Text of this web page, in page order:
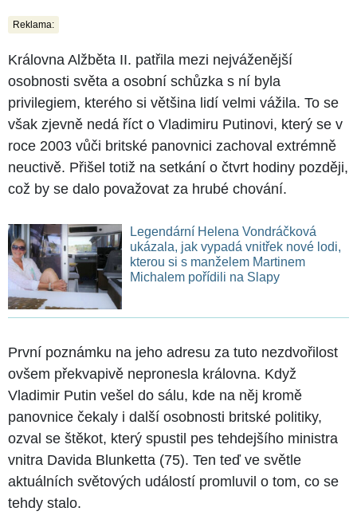
Reklama:
Královna Alžběta II. patřila mezi nejváženější
osobnosti světa a osobní schůzka s ní byla
privilegiem, kterého si většina lidí velmi vážila. To se
však zjevně nedá říct o Vladimiru Putinovi, který se v
roce 2003 vůči britské panovnici zachoval extrémně
neuctivě. Přišel totiž na setkání o čtvrt hodiny později,
což by se dalo považovat za hrubé chování.
Legendární Helena Vondráčková
ukázala, jak vypadá vnitřek nové lodi,
kterou si s manželem Martinem
Michalem pořídili na Slapy
První poznámku na jeho adresu za tuto nezdvořilost
ovšem překvapivě nepronesla královna. Když
Vladimir Putin vešel do sálu, kde na něj kromě
panovnice čekaly i další osobnosti britské politiky,
ozval se štěkot, který spustil pes tehdejšího ministra
vnitra Davida Blunketta (75). Ten teď ve světle
aktuálních světových událostí promluvil o tom, co se
tehdy stalo.